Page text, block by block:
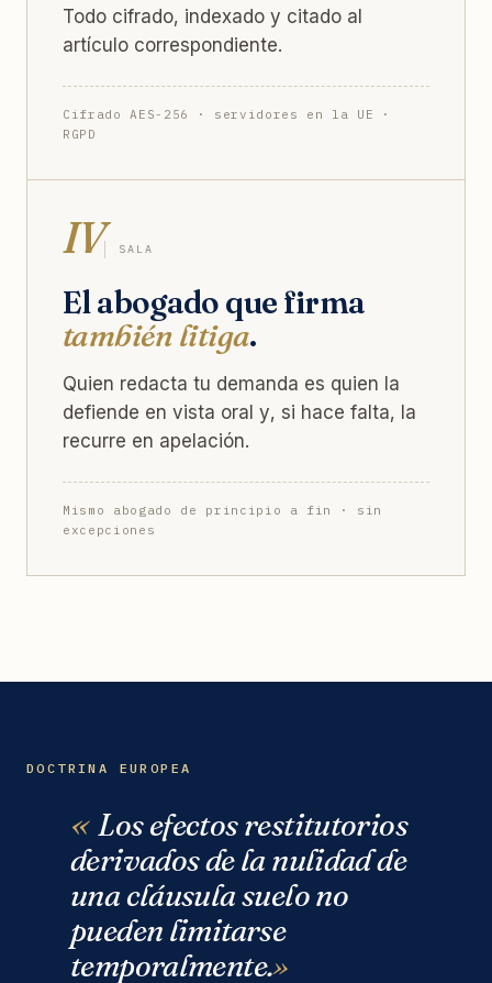
Todo cifrado, indexado y citado al
artículo correspondiente.
Cifrado AES-256 · servidores en la UE ·
RGPD
IV SALA
El abogado que firma
también litiga.
Quien redacta tu demanda es quien la
defiende en vista oral y, si hace falta, la
recurre en apelación.
Mismo abogado de principio a fin · sin
excepciones
DOCTRINA EUROPEA
Los efectos restitutorios
derivados de la nulidad de
una cláusula suelo no
pueden limitarse
temporalmente.